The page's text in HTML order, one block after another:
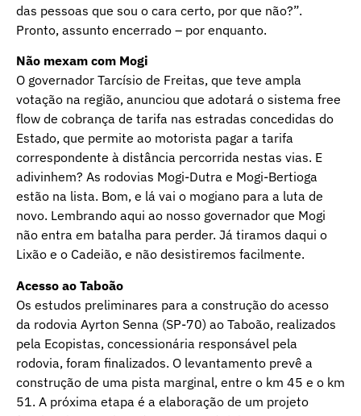
das pessoas que sou o cara certo, por que não?”.
Pronto, assunto encerrado – por enquanto.
Não mexam com Mogi
O governador Tarcísio de Freitas, que teve ampla
votação na região, anunciou que adotará o sistema free
flow de cobrança de tarifa nas estradas concedidas do
Estado, que permite ao motorista pagar a tarifa
correspondente à distância percorrida nestas vias. E
adivinhem? As rodovias Mogi-Dutra e Mogi-Bertioga
estão na lista. Bom, e lá vai o mogiano para a luta de
novo. Lembrando aqui ao nosso governador que Mogi
não entra em batalha para perder. Já tiramos daqui o
Lixão e o Cadeião, e não desistiremos facilmente.
Acesso ao Taboão
Os estudos preliminares para a construção do acesso
da rodovia Ayrton Senna (SP-70) ao Taboão, realizados
pela Ecopistas, concessionária responsável pela
rodovia, foram finalizados. O levantamento prevê a
construção de uma pista marginal, entre o km 45 e o km
51. A próxima etapa é a elaboração de um projeto